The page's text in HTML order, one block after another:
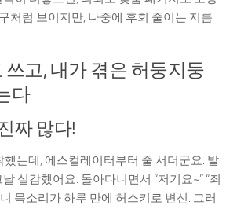
처럼 보이지만, 나중에 후회 줄이는 지름
고, 내가 겪은 허둥지둥
다
짜 많다!
했는데, 에스컬레이터부터 줄 서더군요. 발
실감했어요. 돌아다니면서 “저기요~” “죄
목소리가 하루 만에 허스키로 변신. 그러